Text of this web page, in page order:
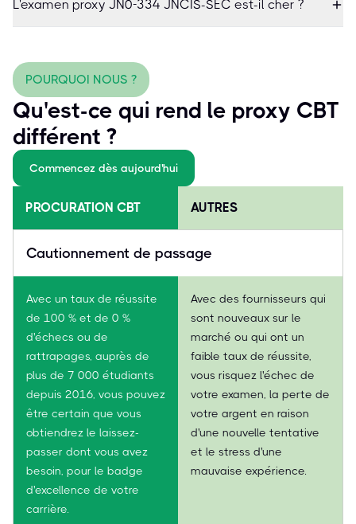
L'examen proxy JN0-334 JNCIS-SEC est-il cher ?
POURQUOI NOUS ?
Qu'est-ce qui rend le proxy CBT
différent ?
Commencez dès aujourd'hui
PROCURATION CBT AUTRES
Cautionnement de passage
Avec un taux de réussite
de 100 % et de 0 %
d'échecs ou de
rattrapages, auprès de
plus de 7 000 étudiants
depuis 2016, vous pouvez
être certain que vous
obtiendrez le laissez-
passer dont vous avez
besoin, pour le badge
d'excellence de votre
carrière.
Avec des fournisseurs qui
sont nouveaux sur le
marché ou qui ont un
faible taux de réussite,
vous risquez l'échec de
votre examen, la perte de
votre argent en raison
d'une nouvelle tentative
et le stress d'une
mauvaise expérience.